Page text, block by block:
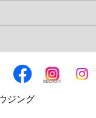
ジング